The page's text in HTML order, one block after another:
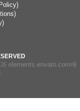
elements.envato.com에